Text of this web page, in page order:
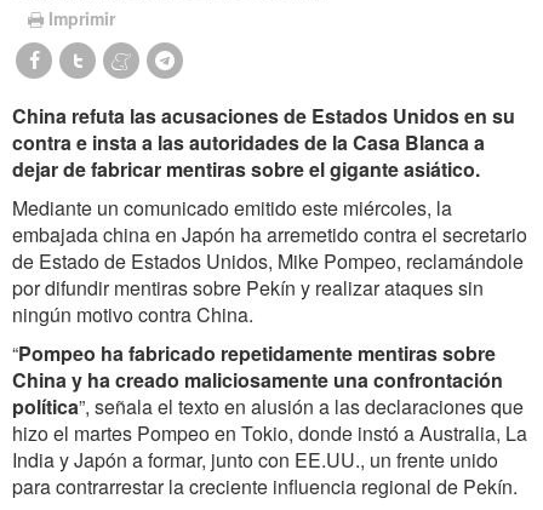
Imprimir
China refuta las acusaciones de Estados Unidos en su
contra e insta a las autoridades de la Casa Blanca a
dejar de fabricar mentiras sobre el gigante asiático.
Mediante un comunicado emitido este miércoles, la
embajada china en Japón ha arremetido contra el secretario
de Estado de Estados Unidos, Mike Pompeo, reclamándole
por difundir mentiras sobre Pekín y realizar ataques sin
ningún motivo contra China.
“Pompeo ha fabricado repetidamente mentiras sobre
China y ha creado maliciosamente una confrontación
política”, señala el texto en alusión a las declaraciones que
hizo el martes Pompeo en Tokio, donde instó a Australia, La
India y Japón a formar, junto con EE.UU., un frente unido
para contrarrestar la creciente influencia regional de Pekín.